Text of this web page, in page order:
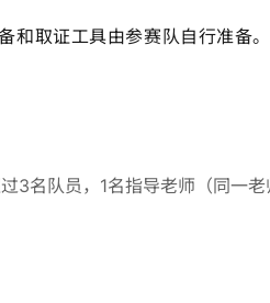
和取证工具由参赛队自行准备。
名队员，1名指导老师（同一老